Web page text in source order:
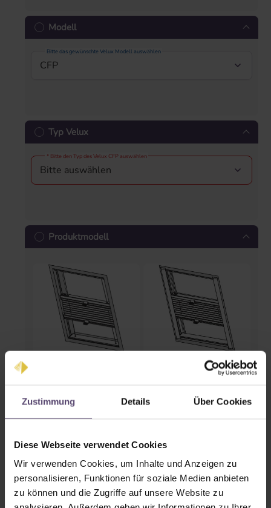
Zustimmung Details Über Cookies
Diese Webseite verwendet Cookies
Wir verwenden Cookies, um Inhalte und Anzeigen zu
personalisieren, Funktionen für soziale Medien anbieten
zu können und die Zugriffe auf unsere Website zu
Modell
Bitte das gewünschte Velux Modell auswählen
Typ Velux
* Bitte den Typ des Velux CFP auswählen
Produktmodell
Schienenfarben